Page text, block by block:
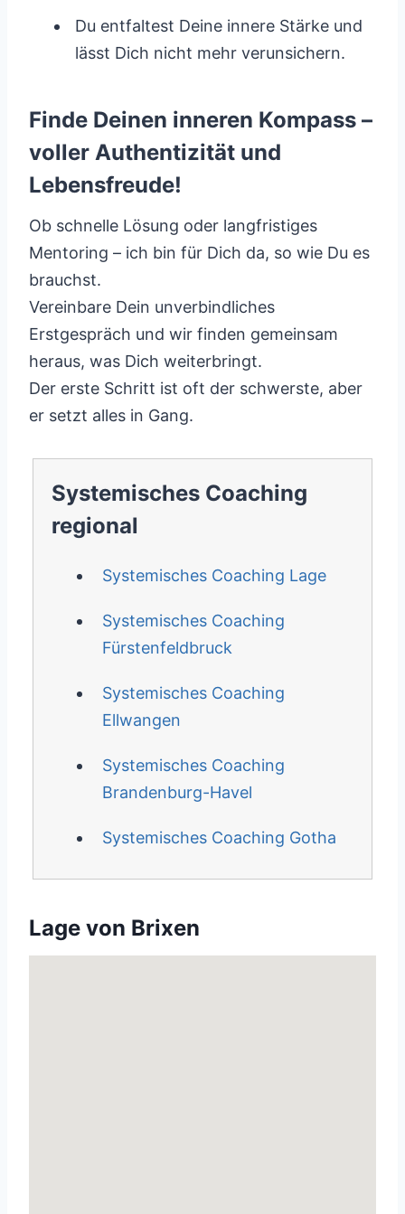
Du entfaltest Deine innere Stärke und
lässt Dich nicht mehr verunsichern.
Finde Deinen inneren Kompass –
voller Authentizität und
Lebensfreude!
Ob schnelle Lösung oder langfristiges
Mentoring – ich bin für Dich da, so wie Du es
brauchst.
Vereinbare Dein unverbindliches
Erstgespräch und wir finden gemeinsam
heraus, was Dich weiterbringt.
Der erste Schritt ist oft der schwerste, aber
er setzt alles in Gang.
Systemisches Coaching
regional
Systemisches Coaching Lage
Systemisches Coaching
Fürstenfeldbruck
Systemisches Coaching
Ellwangen
Systemisches Coaching
Brandenburg-Havel
Systemisches Coaching Gotha
Lage von Brixen